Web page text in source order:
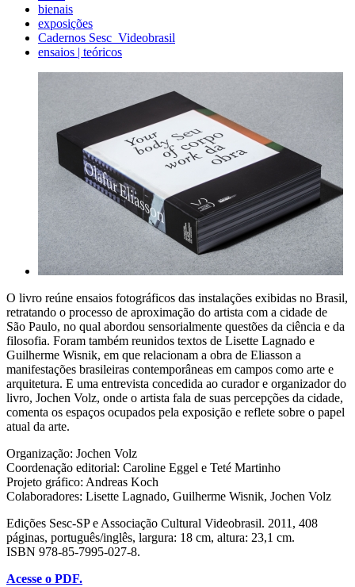
bienais
exposições
Cadernos Sesc_Videobrasil
ensaios | teóricos
O livro reúne ensaios fotográficos das instalações exibidas no Brasil,
retratando o processo de aproximação do artista com a cidade de
São Paulo, no qual abordou sensorialmente questões da ciência e da
filosofia. Foram também reunidos textos de Lisette Lagnado e
Guilherme Wisnik, em que relacionam a obra de Eliasson a
manifestações brasileiras contemporâneas em campos como arte e
arquitetura. E uma entrevista concedida ao curador e organizador do
livro, Jochen Volz, onde o artista fala de suas percepções da cidade,
comenta os espaços ocupados pela exposição e reflete sobre o papel
atual da arte.
Organização: Jochen Volz
Coordenação editorial: Caroline Eggel e Teté Martinho
Projeto gráfico: Andreas Koch
Colaboradores: Lisette Lagnado, Guilherme Wisnik, Jochen Volz
Edições Sesc-SP e Associação Cultural Videobrasil. 2011, 408
páginas, português/inglês, largura: 18 cm, altura: 23,1 cm.
ISBN 978-85-7995-027-8.
Acesse o PDF.